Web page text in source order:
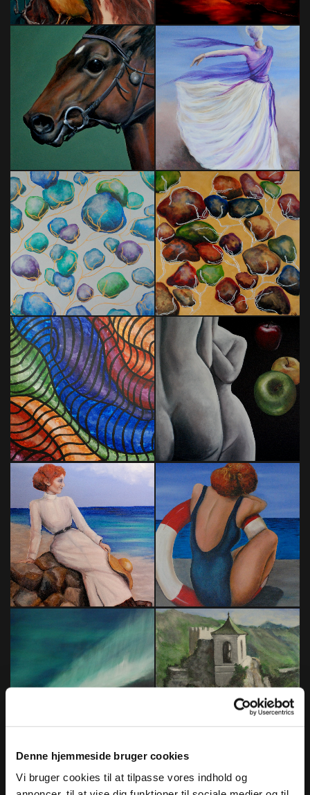
Denne hjemmeside bruger cookies
Vi bruger cookies til at tilpasse vores indhold og